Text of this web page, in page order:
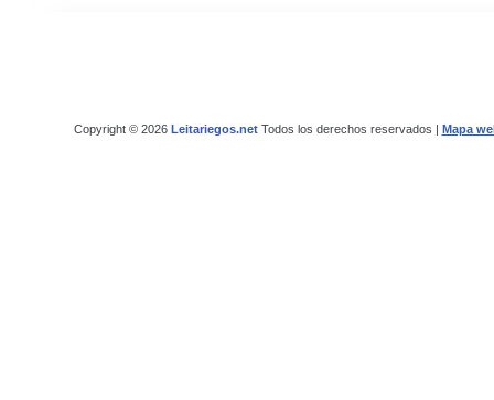
Copyright © 2026 Leitariegos.netTodos los derechos reservados | Mapa